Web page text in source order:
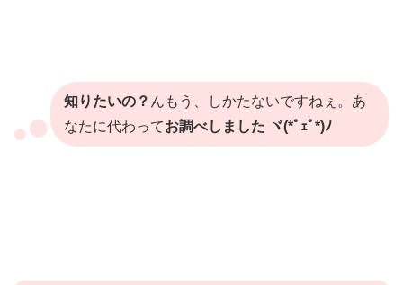
知りたいの？ んもう、しかたないですねぇ。あ
なたに代わってお調べしました ヾ(*ﾟｪﾟ*)ﾉ